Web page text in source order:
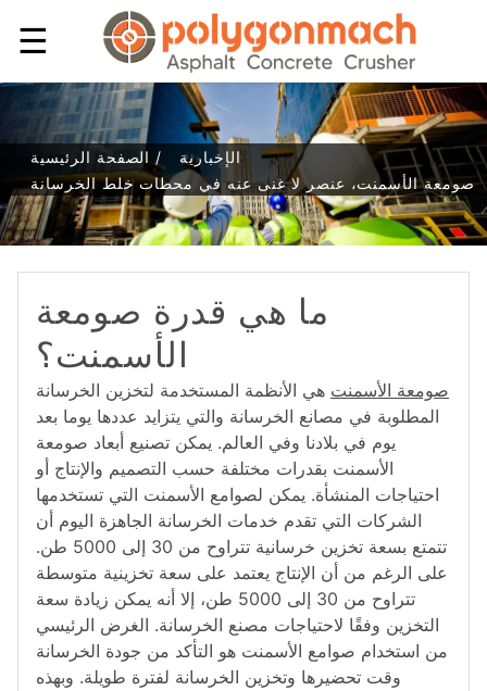
☰
الصفحة الرئيسية /
الإخبارية
صومعة الأسمنت، عنصر لا غنى عنه في محطات خلط الخرسانة
ما هي قدرة صومعة
الأسمنت؟
صومعة الأسمنت هي الأنظمة المستخدمة لتخزين الخرسانة
المطلوبة في مصانع الخرسانة والتي يتزايد عددها يوما بعد
يوم في بلادنا وفي العالم. يمكن تصنيع أبعاد صومعة
الأسمنت بقدرات مختلفة حسب التصميم والإنتاج أو
احتياجات المنشأة. يمكن لصوامع الأسمنت التي تستخدمها
الشركات التي تقدم خدمات الخرسانة الجاهزة اليوم أن
تتمتع بسعة تخزين خرسانية تتراوح من 30 إلى 5000 طن.
على الرغم من أن الإنتاج يعتمد على سعة تخزينية متوسطة
تتراوح من 30 إلى 5000 طن، إلا أنه يمكن زيادة سعة
التخزين وفقًا لاحتياجات مصنع الخرسانة. الغرض الرئيسي
من استخدام صوامع الأسمنت هو التأكد من جودة الخرسانة
وقت تحضيرها وتخزين الخرسانة لفترة طويلة. وبهذه